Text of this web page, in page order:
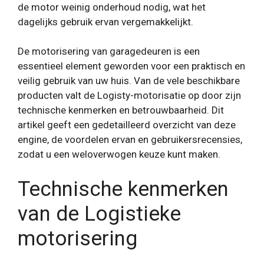
de motor weinig onderhoud nodig, wat het
dagelijks gebruik ervan vergemakkelijkt.
De motorisering van garagedeuren is een
essentieel element geworden voor een praktisch en
veilig gebruik van uw huis. Van de vele beschikbare
producten valt de Logisty-motorisatie op door zijn
technische kenmerken en betrouwbaarheid. Dit
artikel geeft een gedetailleerd overzicht van deze
engine, de voordelen ervan en gebruikersrecensies,
zodat u een weloverwogen keuze kunt maken.
Technische kenmerken
van de Logistieke
motorisering